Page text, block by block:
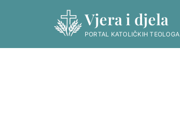
Vjera i djela
PORTAL KATOLIČKIH TEOLOGA